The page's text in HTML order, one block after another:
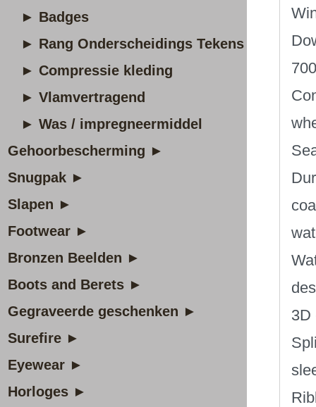
► Badges
► Rang Onderscheidings Tekens
► Compressie kleding
► Vlamvertragend
► Was / impregneermiddel
Gehoorbescherming ►
Snugpak ►
Slapen ►
Footwear ►
Bronzen Beelden ►
Boots and Berets ►
Gegraveerde geschenken ►
Surefire ►
Eyewear ►
Horloges ►
3D